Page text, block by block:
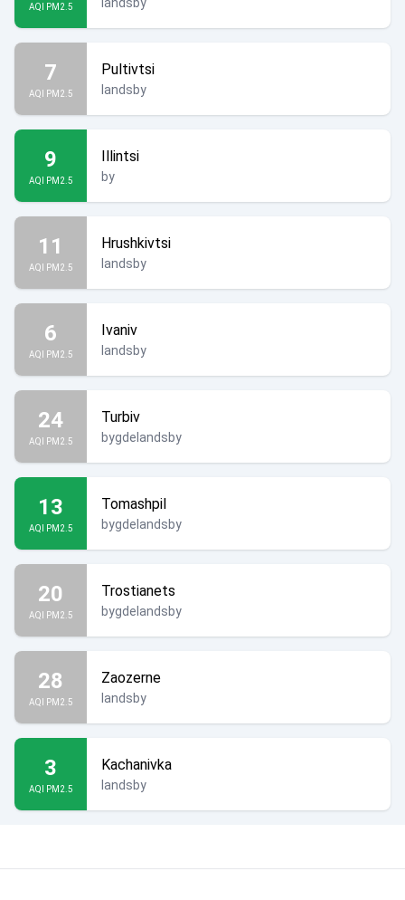
AQI PM2.5
7
AQI PM2.5
Pultivtsi
landsby
9
AQI PM2.5
Illintsi
by
11
AQI PM2.5
Hrushkivtsi
landsby
6
AQI PM2.5
Ivaniv
landsby
24
AQI PM2.5
Turbiv
bygdelandsby
13
AQI PM2.5
Tomashpil
bygdelandsby
20
AQI PM2.5
Trostianets
bygdelandsby
28
AQI PM2.5
Zaozerne
landsby
3
AQI PM2.5
Kachanivka
landsby